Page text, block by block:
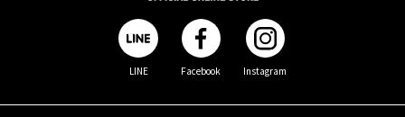
LINE Facebook Instagram